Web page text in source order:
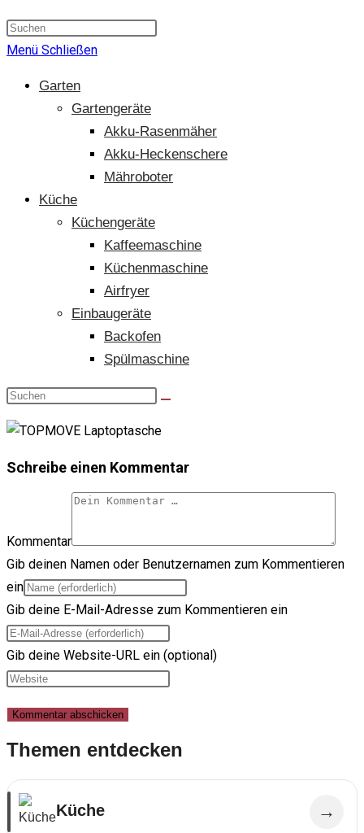
Menü Schließen
Garten
Gartengeräte
Akku-Rasenmäher
Akku-Heckenschere
Mähroboter
Küche
Küchengeräte
Kaffeemaschine
Küchenmaschine
Airfryer
Einbaugeräte
Backofen
Spülmaschine
Schreibe einen Kommentar
Kommentar
Gib deinen Namen oder Benutzernamen zum Kommentieren
ein
Gib deine E-Mail-Adresse zum Kommentieren ein
Gib deine Website-URL ein (optional)
Themen entdecken
Küche →